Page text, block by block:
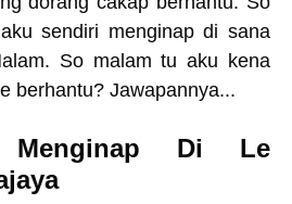
sendiri menginap di sana
So malam tu aku kena
berhantu? Jawapannya...
Menginap Di Le